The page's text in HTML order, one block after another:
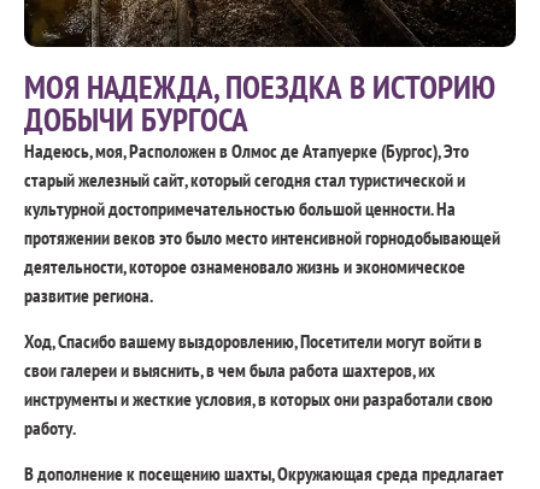
МОЯ НАДЕЖДА, ПОЕЗДКА В ИСТОРИЮ
ДОБЫЧИ БУРГОСА
Надеюсь, моя, Расположен в Олмос де Атапуерке (Бургос), Это
старый железный сайт, который сегодня стал туристической и
культурной достопримечательностью большой ценности. На
протяжении веков это было место интенсивной горнодобывающей
деятельности, которое ознаменовало жизнь и экономическое
развитие региона.
Ход, Спасибо вашему выздоровлению, Посетители могут войти в
свои галереи и выяснить, в чем была работа шахтеров, их
инструменты и жесткие условия, в которых они разработали свою
работу.
В дополнение к посещению шахты, Окружающая среда предлагает